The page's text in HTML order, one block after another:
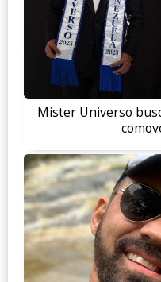
Mister Universo